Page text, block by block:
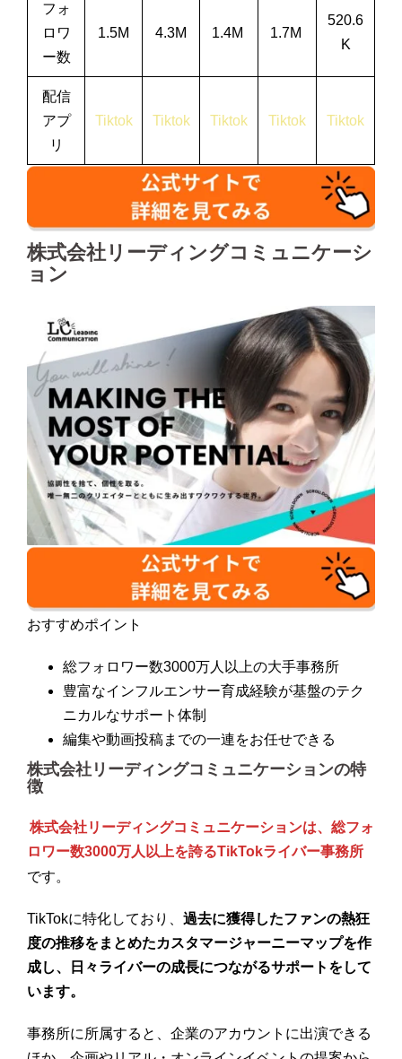
フォ
ロワ
ー数
1.5M 4.3M 1.4M 1.7M
520.6
K
配信
アプ
リ
Tiktok Tiktok Tiktok Tiktok Tiktok
株式会社リーディングコミュニケーシ
ョン
おすすめポイント
総フォロワー数3000万人以上の大手事務所
豊富なインフルエンサー育成経験が基盤のテク
ニカルなサポート体制
編集や動画投稿までの一連をお任せできる
株式会社リーディングコミュニケーションの特
徴
株式会社リーディングコミュニケーションは、総フォ
ロワー数3000万人以上を誇るTikTokライバー事務所
です。
TikTokに特化しており、 過去に獲得したファンの熱狂
度の推移をまとめたカスタマージャーニーマップを作
成し、日々ライバーの成長につながるサポートをして
います。
事務所に所属すると、企業のアカウントに出演できる